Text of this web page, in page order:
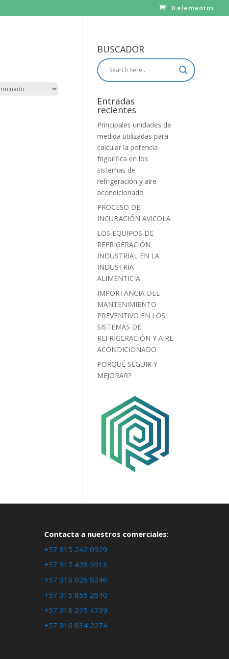
0 elementos
BUSCADOR
Entradas
recientes
Principales unidades de
medida utilizadas para
calcular la potencia
frigorífica en los
sistemas de
refrigeración y aire
acondicionado
PROCESO DE
INCUBACIÓN AVICOLA
LOS EQUIPOS DE
REFRIGERACIÓN
INDUSTRIAL EN LA
INDUSTRIA
ALIMENTICIA
IMPORTANCIA DEL
MANTENIMIENTO
PREVENTIVO EN LOS
SISTEMAS DE
REFRIGERACIÓN Y AIRE
ACONDICIONADO
PORQUÉ SEGUIR Y
MEJORAR?
Contacta a nuestros comerciales:
+57 315 242 0929
+57 317 428 5913
+57 316 026 9246
+57 315 855 2640
+57 318 275 4739
+57 316 834 2274